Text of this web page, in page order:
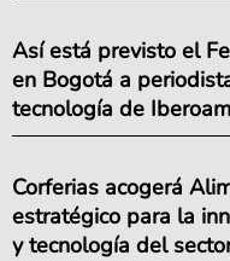
Así está previsto el
en Bogotá a
tecnología de
Corferias acogerá
estratégico para la
y tecnología del